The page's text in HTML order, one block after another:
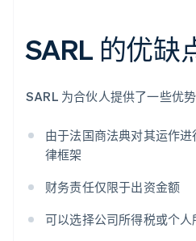
SARL 的优缺
SARL 为合伙人提供了一些优势
由于法国商法典对其运作
律框架
财务责任仅限于出资金额
可以选择公司所得税或个人